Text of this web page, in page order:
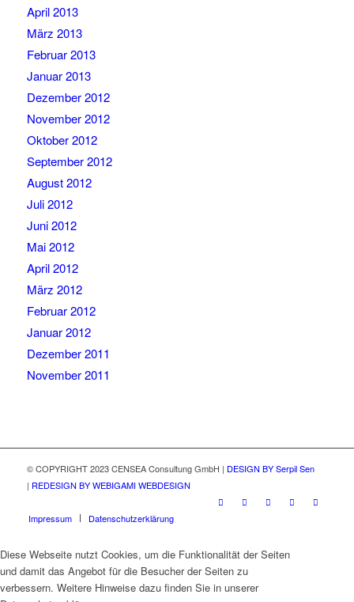
April 2013
März 2013
Februar 2013
Januar 2013
Dezember 2012
November 2012
Oktober 2012
September 2012
August 2012
Juli 2012
Juni 2012
Mai 2012
April 2012
März 2012
Februar 2012
Januar 2012
Dezember 2011
November 2011
© COPYRIGHT 2023 CENSEA Consultung GmbH | DESIGN BY Serpil Sen
| REDESIGN BY WEBIGAMI WEBDESIGN
Impressum Datenschutzerklärung
Diese Webseite nutzt Cookies, um die Funktionalität der Seiten
und damit das Angebot für die Besucher der Seiten zu
verbessern. Weitere Hinweise dazu finden Sie in unserer